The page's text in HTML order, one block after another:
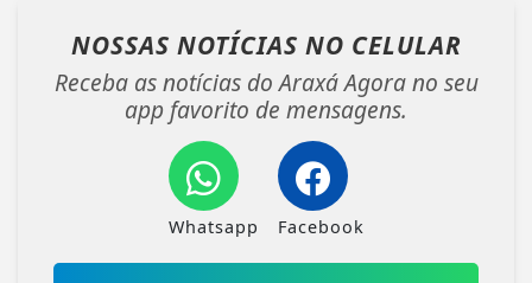
NOSSAS NOTÍCIAS NO CELULAR
Receba as notícias do Araxá Agora no seu
app favorito de mensagens.
Whatsapp Facebook